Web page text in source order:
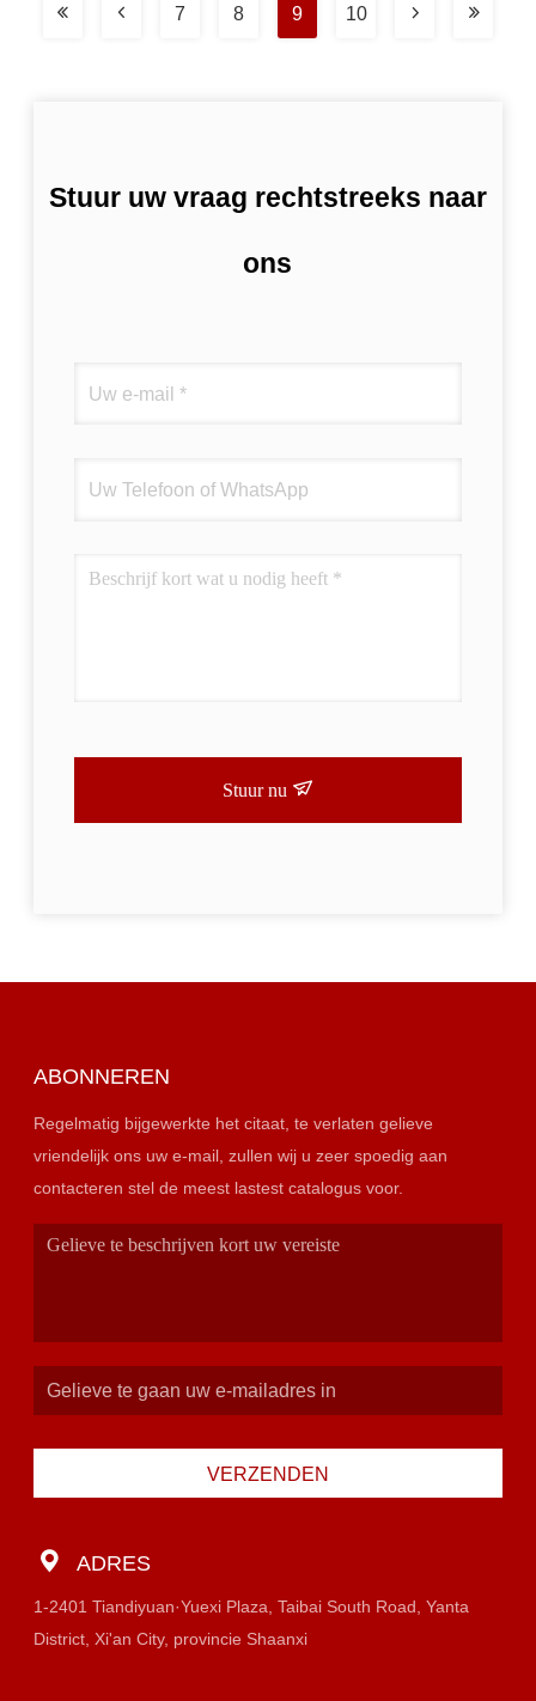
7 8 9 10
Stuur uw vraag rechtstreeks naar
ons
Stuur nu
ABONNEREN
Regelmatig bijgewerkte het citaat, te verlaten gelieve
vriendelijk ons uw e-mail, zullen wij u zeer spoedig aan
contacteren stel de meest lastest catalogus voor.
VERZENDEN
ADRES
1-2401 Tiandiyuan·Yuexi Plaza, Taibai South Road, Yanta
District, Xi'an City, provincie Shaanxi